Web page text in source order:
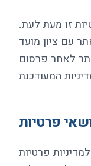
זו מעת לעת.
עם ציון מועד
לאחר פרסום
פרטיות
פרטיות